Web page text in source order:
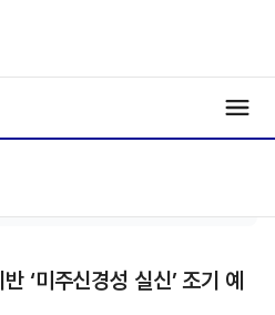
‘미주신경성 실신’ 조기 예